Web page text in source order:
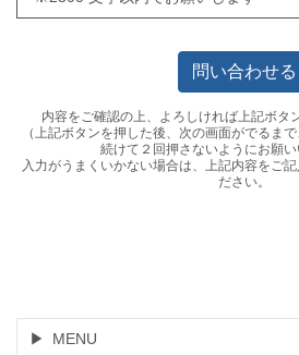
内容をご確認の上、よろしければ上記ボタ
（上記ボタンを押した後、次の画面がでるま
続けて２回押さないようにお願い
入力がうまくいかない場合は、上記内容をご
ださい。
MENU